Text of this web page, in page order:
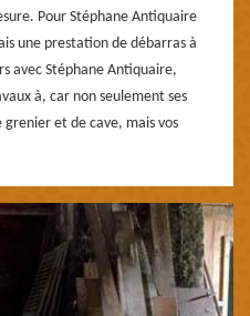
Pour Stéphane Antiquaire
une prestation de débarras à
avec Stéphane Antiquaire,
à, car non seulement ses
et de cave, mais vos